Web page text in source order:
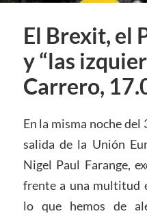
El Brexit, el
y “las
Carrero,
En la misma noche del
salida de la Unión
Nigel Paul Farange,
frente a una multitud
lo que hemos de